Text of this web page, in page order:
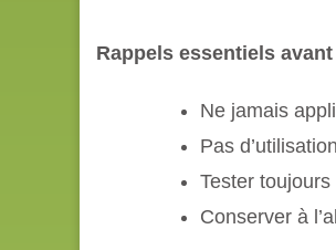
Rappels essentiels
Ne jamais
Pas
Tester
Conserver à